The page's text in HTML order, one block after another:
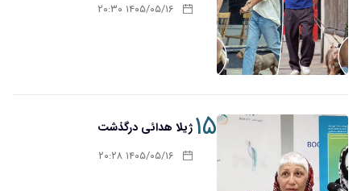
۱۴۰۵/۰۵/۱۶ ۲۰:۳۰
۱۵ژیلا هدائی درگذشت
۱۴۰۵/۰۵/۱۶ ۲۰:۲۸